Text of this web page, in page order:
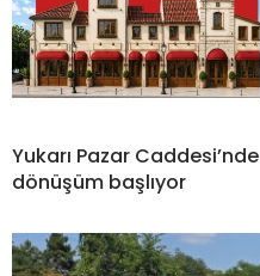
Yukarı Pazar Caddesi’nde
dönüşüm başlıyor